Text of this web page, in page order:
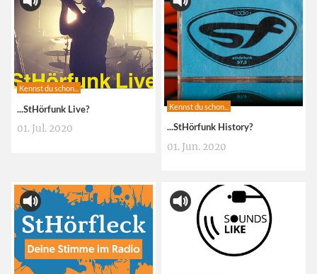
Kennst du schon...
...StHörfunk Live?
01. Jul. 2020
Kennst du schon...
...StHörfunk History?
01. Jun. 2020